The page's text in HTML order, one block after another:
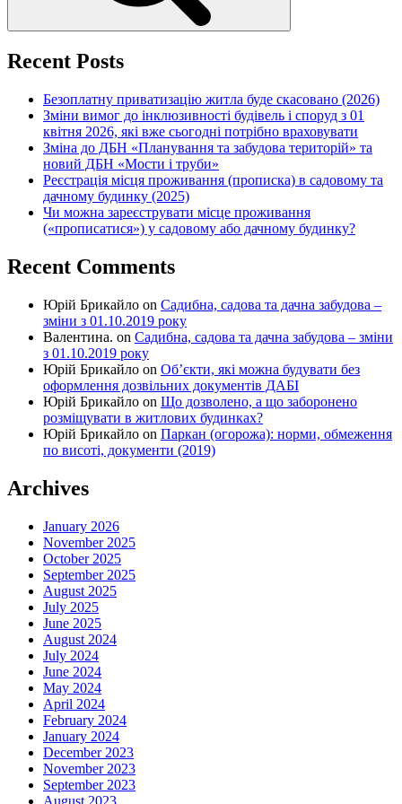
Recent Posts
Безоплатну приватизацію житла буде скасовано (2026)
Зміни вимог до інклюзивності будівель і споруд з 01
квітня 2026, які вже сьогодні потрібно враховувати
Зміна до ДБН «Планування та забудова територій» та
новий ДБН «Мости і труби»
Реєстрація місця проживання (прописка) в садовому та
дачному будинку (2025)
Чи можна зареєструвати місце проживання
(«прописатися») у садовому або дачному будинку?
Recent Comments
Юрій Брикайло on Садибна, садова та дачна забудова –
зміни з 01.10.2019 року
Валентина. on Садибна, садова та дачна забудова – зміни
з 01.10.2019 року
Юрій Брикайло on Об’єкти, які можна будувати без
оформлення дозвільних документів ДАБІ
Юрій Брикайло on Що дозволено, а що заборонено
розміщувати в житлових будинках?
Юрій Брикайло on Паркан (огорожа): норми, обмеження
по висоті, документи (2019)
Archives
January 2026
November 2025
October 2025
September 2025
August 2025
July 2025
June 2025
August 2024
July 2024
June 2024
May 2024
April 2024
February 2024
January 2024
December 2023
November 2023
September 2023
August 2023